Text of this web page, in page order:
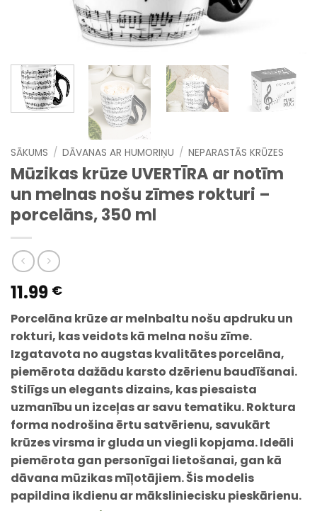
SĀKUMS / DĀVANAS AR HUMORIŅU / NEPARASTĀS KRŪZES
Mūzikas krūze UVERTĪRA ar notīm
un melnas nošu zīmes rokturi –
porcelāns, 350 ml
11.99 €
Porcelāna krūze ar melnbaltu nošu apdruku un
rokturi, kas veidots kā melna nošu zīme.
Izgatavota no augstas kvalitātes porcelāna,
piemērota dažādu karsto dzērienu baudīšanai.
Stilīgs un elegants dizains, kas piesaista
uzmanību un izceļas ar savu tematiku. Roktura
forma nodrošina ērtu satvērienu, savukārt
krūzes virsma ir gluda un viegli kopjama. Ideāli
piemērota gan personīgai lietošanai, gan kā
dāvana mūzikas mīļotājiem. Šis modelis
papildina ikdienu ar māksliniecisku pieskārienu.